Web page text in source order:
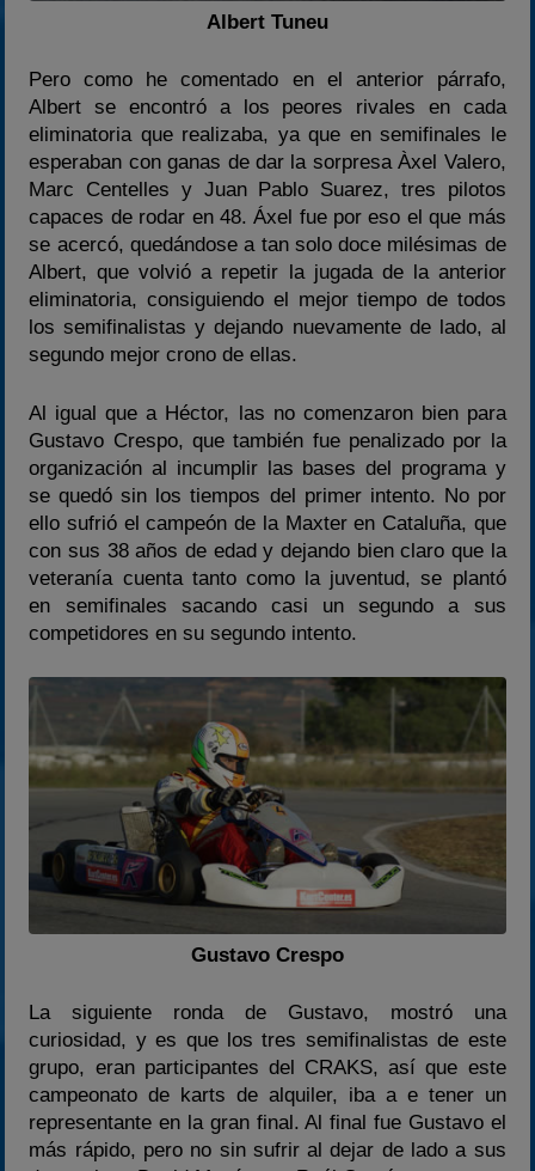
Albert Tuneu
Pero como he comentado en el anterior párrafo,
Albert se encontró a los peores rivales en cada
eliminatoria que realizaba, ya que en semifinales le
esperaban con ganas de dar la sorpresa Àxel Valero,
Marc Centelles y Juan Pablo Suarez, tres pilotos
capaces de rodar en 48. Áxel fue por eso el que más
se acercó, quedándose a tan solo doce milésimas de
Albert, que volvió a repetir la jugada de la anterior
eliminatoria, consiguiendo el mejor tiempo de todos
los semifinalistas y dejando nuevamente de lado, al
segundo mejor crono de ellas.
Al igual que a Héctor, las no comenzaron bien para
Gustavo Crespo, que también fue penalizado por la
organización al incumplir las bases del programa y
se quedó sin los tiempos del primer intento. No por
ello sufrió el campeón de la Maxter en Cataluña, que
con sus 38 años de edad y dejando bien claro que la
veteranía cuenta tanto como la juventud, se plantó
en semifinales sacando casi un segundo a sus
competidores en su segundo intento.
Gustavo Crespo
La siguiente ronda de Gustavo, mostró una
curiosidad, y es que los tres semifinalistas de este
grupo, eran participantes del CRAKS, así que este
campeonato de karts de alquiler, iba a e tener un
representante en la gran final. Al final fue Gustavo el
más rápido, pero no sin sufrir al dejar de lado a sus